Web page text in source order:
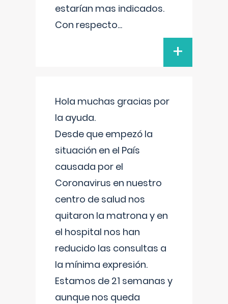
estarían mas indicados.
Con respecto...
+
Hola muchas gracias por
la ayuda.
Desde que empezó la
situación en el País
causada por el
Coronavirus en nuestro
centro de salud nos
quitaron la matrona y en
el hospital nos han
reducido las consultas a
la mínima expresión.
Estamos de 21 semanas y
aunque nos queda